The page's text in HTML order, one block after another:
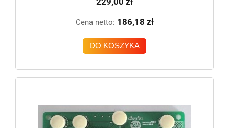
Cena netto: 186,18 zł
DO KOSZYKA